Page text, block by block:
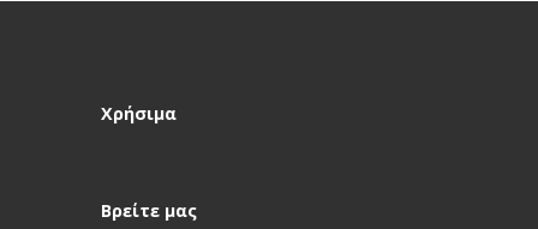
Χρήσιμα
Βρείτε μας